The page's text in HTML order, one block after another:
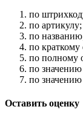
по
по артикулу;
по
по
по полному
по значению
по значению
Оставить оценку